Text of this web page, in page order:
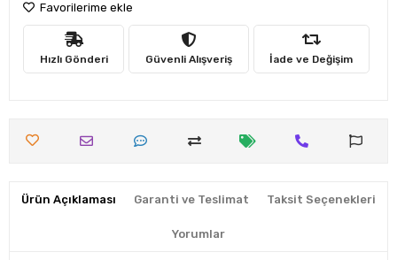
Favorilerime ekle
Hızlı Gönderi Güvenli Alışveriş İade ve Değişim
Ürün Açıklaması Garanti ve Teslimat Taksit Seçenekleri
Yorumlar